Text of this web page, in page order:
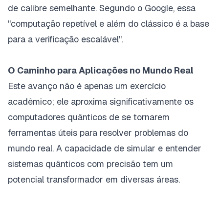
de calibre semelhante. Segundo o Google, essa
"computação repetível e além do clássico é a base
para a verificação escalável".
O Caminho para Aplicações no Mundo Real
Este avanço não é apenas um exercício
acadêmico; ele aproxima significativamente os
computadores quânticos de se tornarem
ferramentas úteis para resolver problemas do
mundo real. A capacidade de simular e entender
sistemas quânticos com precisão tem um
potencial transformador em diversas áreas.